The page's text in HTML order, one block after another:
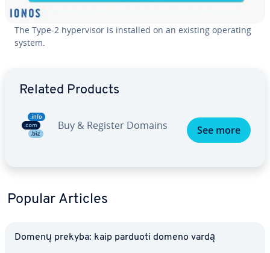
The Type-2 hy­per­vi­sor is installed on an existing operating
system.
Related Products
Buy & Register Domains See more
Popular Articles
Domenų prekyba: kaip parduoti domeno vardą